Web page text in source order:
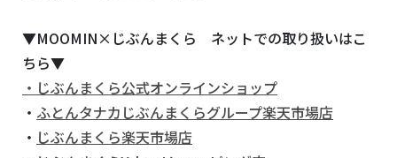
▼MOOMIN×じぶんまくら ネットでの取り扱いはこ
ちら▼
・じぶんまくら公式オンラインショップ
・ ふとんタナカじぶんまくらグループ楽天市場店
・ じぶんまくら楽天市場店